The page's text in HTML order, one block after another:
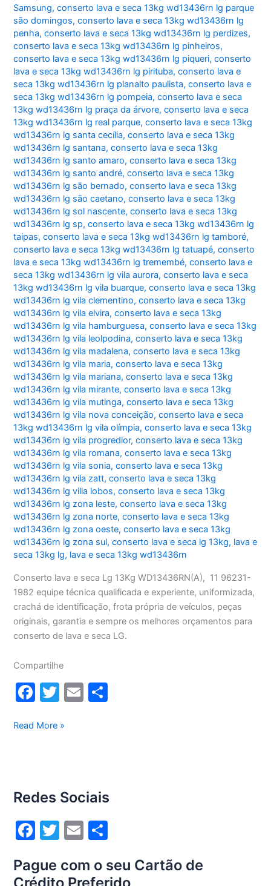
Samsung,conserto lava e seca 13kg wd13436rn lg parque
são domingos,conserto lava e seca 13kg wd13436rn lg
penha,conserto lava e seca 13kg wd13436rn lg perdizes,
conserto lava e seca 13kg wd13436rn lg pinheiros,
conserto lava e seca 13kg wd13436rn lg piqueri,conserto
lava e seca 13kg wd13436rn lg pirituba,conserto lava e
seca 13kg wd13436rn lg planalto paulista,conserto lava e
seca 13kg wd13436rn lg pompeia,conserto lava e seca
13kg wd13436rn lg praça da árvore,conserto lava e seca
13kg wd13436rn lg real parque,conserto lava e seca 13kg
wd13436rn lg santa cecília,conserto lava e seca 13kg
wd13436rn lg santana,conserto lava e seca 13kg
wd13436rn lg santo amaro,conserto lava e seca 13kg
wd13436rn lg santo andré,conserto lava e seca 13kg
wd13436rn lg são bernado,conserto lava e seca 13kg
wd13436rn lg são caetano,conserto lava e seca 13kg
wd13436rn lg sol nascente,conserto lava e seca 13kg
wd13436rn lg sp,conserto lava e seca 13kg wd13436rn lg
taipas,conserto lava e seca 13kg wd13436rn lg tamboré,
conserto lava e seca 13kg wd13436rn lg tatuapé,conserto
lava e seca 13kg wd13436rn lg tremembé,conserto lava e
seca 13kg wd13436rn lg vila aurora,conserto lava e seca
13kg wd13436rn lg vila buarque,conserto lava e seca 13kg
wd13436rn lg vila clementino,conserto lava e seca 13kg
wd13436rn lg vila elvira,conserto lava e seca 13kg
wd13436rn lg vila hamburguesa,conserto lava e seca 13kg
wd13436rn lg vila leolpodina,conserto lava e seca 13kg
wd13436rn lg vila madalena,conserto lava e seca 13kg
wd13436rn lg vila maria,conserto lava e seca 13kg
wd13436rn lg vila mariana,conserto lava e seca 13kg
wd13436rn lg vila mirante,conserto lava e seca 13kg
wd13436rn lg vila mutinga,conserto lava e seca 13kg
wd13436rn lg vila nova conceição,conserto lava e seca
13kg wd13436rn lg vila olímpia,conserto lava e seca 13kg
wd13436rn lg vila progredior,conserto lava e seca 13kg
wd13436rn lg vila romana,conserto lava e seca 13kg
wd13436rn lg vila sonia,conserto lava e seca 13kg
wd13436rn lg vila zatt,conserto lava e seca 13kg
wd13436rn lg villa lobos,conserto lava e seca 13kg
wd13436rn lg zona leste,conserto lava e seca 13kg
wd13436rn lg zona norte,conserto lava e seca 13kg
wd13436rn lg zona oeste,conserto lava e seca 13kg
wd13436rn lg zona sul,conserto lava e seca lg 13kg, lava e
seca 13kg lg, lava e seca 13kg wd13436rn
Conserto lava e seca Lg 13Kg WD13436RN(A), 11 96231-
1982 equipe técnica qualificada e experiente, uniformizada,
crachá de identificação, frota própria de veículos, peças
originais, garantia e sempre os melhores orçamentos para
conserto de lava e seca LG.
Compartilhe
F
c
o
o
k
T
itt
E
Conserto
13Kg
Read More »
Redes Sociais
F
c
T
itt
E
ai ar
Pague com o seu Cartão de
Crédito Preferido